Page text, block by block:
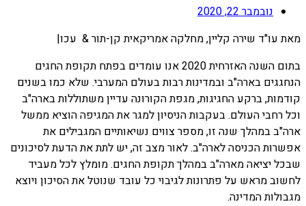
נובמבר 22, 2020
מאת עו"ד שירה קליין, מחלקה אמריקאית קן-תור & עכו|
בתום השנה האזרחית 2020 אנו עומדים בפתח תקופת החגים
הנחגגים בארה"ב ובמדינות רבות בעולם המערבי. שלא כמו בשנים
קודמות, ברקע החגיגות, מגפת הקורונה עדיין משתוללות בארה"ב
וכל רחבי העולם. בעקבות הניסיון למגר את המגיפה הוציא ממשל
ארה"ב במהלך שנה זו, מספר צווים נשיאותיים המגבילים את
אפשרות הכניסה לארה"ב. לאור מצב זה, יש לתת את הדעת לסיכונים
שבכל יציאה מארה"ב במהלך תקופת החגים. מומלץ לכל מעביד
לחשוב מראש על פתרונות לגיבוי כל עובד שנוטל את הסיכון ויוצא
מגבולות המדינה.